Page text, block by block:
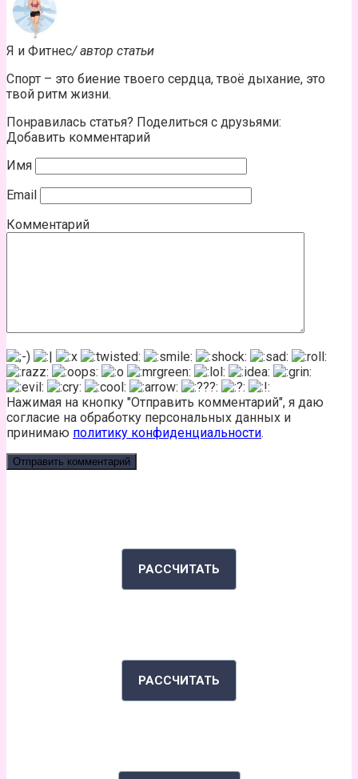
Я и Фитнес/ автор статьи
Спорт – это биение твоего сердца, твоё дыхание, это
твой ритм жизни.
Понравилась статья? Поделиться с друзьями:
Добавить комментарий
Имя
Email
Комментарий
Нажимая на кнопку "Отправить комментарий", я даю
согласие на обработку персональных данных и
принимаю политику конфиденциальности.
РАССЧИТАТЬ
РАССЧИТАТЬ